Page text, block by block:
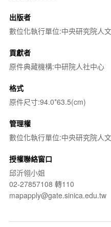
出版者
數位化執行單位:中央研究院人
貢獻者
原件典藏機構:中研院人社中心
格式
原件尺寸:94.0*63.5(cm)
管理權
數位化執行單位:中央研究院人
授權聯絡窗口
邱沂翎小姐
02-27857108 轉110
mapapply@gate.sinica.edu.tw